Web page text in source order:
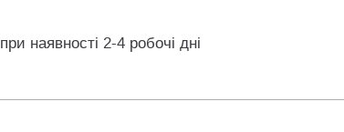
при наявності 2-4 робочі дні